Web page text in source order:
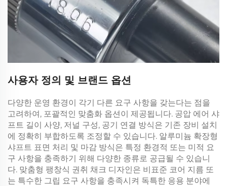
사용자 정의 및 브랜드 옵션
다양한 운영 환경이 각기 다른 요구 사항을 갖는다는 점을
고려하여, 포괄적인 맞춤화 옵션이 제공됩니다. 공압 에어 샤
프트 길이 사양, 저널 구성, 공기 연결 방식은 기존 장비 설치
에 정확히 부합하도록 조정할 수 있습니다. 알루미늄 확장형
샤프트 표면 처리 및 마감 방식은 특정 환경적 또는 미적 요
구 사항을 충족하기 위해 다양한 종류로 공급될 수 있습니
다. 맞춤형 팽창식 권취 채크 디자인은 비표준 코어 지름 또
는 특수한 그립 요구 사항을 충족시켜 독특한 응용 분야에